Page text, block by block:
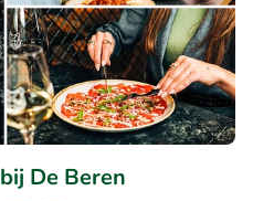
De Beren